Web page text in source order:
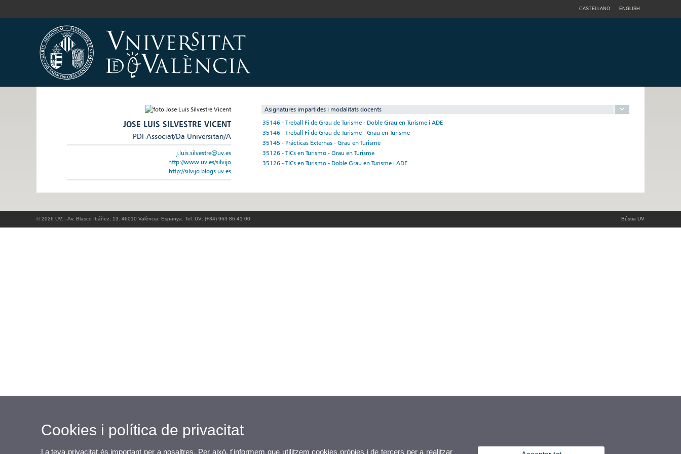
CASTELLANO ENGLISH
JOSE LUIS SILVESTRE VICENT
PDI-Associat/Da Universitari/A
j.luis.silvestre@uv.es
http://www.uv.es/silvijo
http://silvijo.blogs.uv.es
Asignatures impartides i modalitats docents
35146 - Treball Fi de Grau de Turisme - Doble Grau en Turisme i ADE
35146 - Treball Fi de Grau de Turisme - Grau en Turisme
35145 - Prácticas Externas - Grau en Turisme
35126 - TICs en Turismo - Grau en Turisme
35126 - TICs en Turismo - Doble Grau en Turisme i ADE
© 2026 UV. - Av. Blasco Ibáñez, 13. 46010 València. Espanya. Tel. UV: (+34) 963 86 41 00 Bústia UV
Cookies i política de privacitat
La teva privacitat és important per a nosaltres. Per això, t'informem que utilitzem cookies pròpies i de tercers per a realitzar